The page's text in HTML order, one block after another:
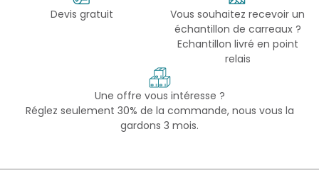
Devis gratuit
Vous souhaitez recevoir un
échantillon de carreaux ?
Echantillon livré en point
relais
Une offre vous intéresse ?
Réglez seulement 30% de la commande, nous vous la
gardons 3 mois.